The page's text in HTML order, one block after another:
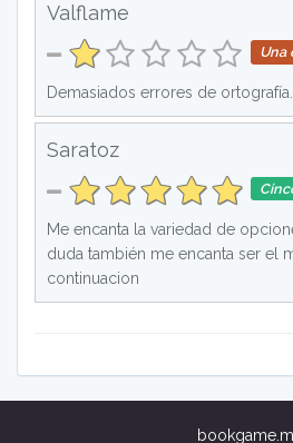
Valflame
Una
Demasiados errores de ortografía.
Saratoz
Me encanta la variedad de
duda también me encanta ser el
continuacion